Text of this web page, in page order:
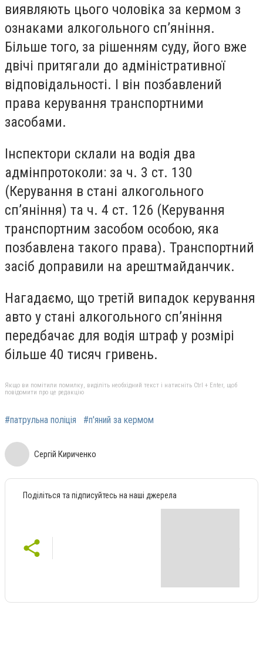
виявляють цього чоловіка за кермом з
ознаками алкогольного сп’яніння.
Більше того, за рішенням суду, його вже
двічі притягали до адміністративної
відповідальності. І він позбавлений
права керування транспортними
засобами.
Інспектори склали на водія два
адмінпротоколи: за ч. 3 ст. 130
(Керування в стані алкогольного
сп’яніння) та ч. 4 ст. 126 (Керування
транспортним засобом особою, яка
позбавлена такого права). Транспортний
засіб доправили на арештмайданчик.
Нагадаємо, що третій випадок керування
авто у стані алкогольного сп’яніння
передбачає для водія штраф у розмірі
більше 40 тисяч гривень.
Якщо ви помітили помилку, виділіть необхідний текст і натисніть Ctrl + Enter, щоб
повідомити про це редакцію
#патрульна поліція #п'яний за кермом
Сергій Кириченко
Поділіться та підписуйтесь на наші джерела